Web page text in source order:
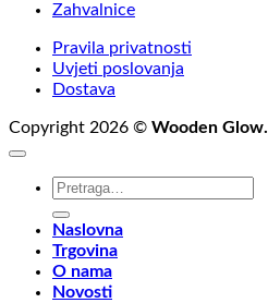
Zahvalnice
Pravila privatnosti
Uvjeti poslovanja
Dostava
Copyright 2026 © Wooden Glow.
Pretraži:
Naslovna
Trgovina
O nama
Novosti